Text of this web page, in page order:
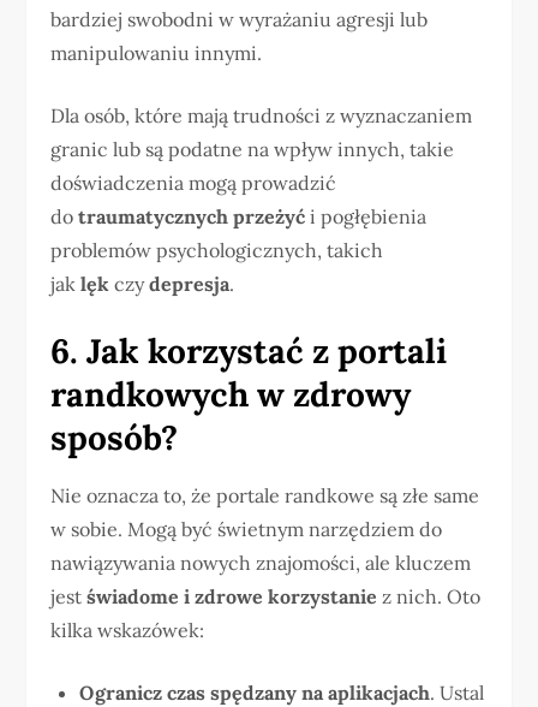
bardziej swobodni w wyrażaniu agresji lub
manipulowaniu innymi.
Dla osób, które mają trudności z wyznaczaniem
granic lub są podatne na wpływ innych, takie
doświadczenia mogą prowadzić
dotraumatycznych przeżyć i pogłębienia
problemów psychologicznych, takich
jaklęk czydepresja.
6. Jak korzystać z portali
randkowych w zdrowy
sposób?
Nie oznacza to, że portale randkowe są złe same
w sobie. Mogą być świetnym narzędziem do
nawiązywania nowych znajomości, ale kluczem
jestświadome i zdrowe korzystanie z nich. Oto
kilka wskazówek:
Ogranicz czas spędzany na aplikacjach. Ustal